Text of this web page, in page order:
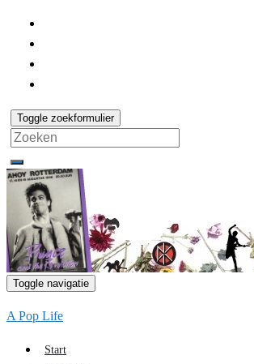
Toggle zoekformulier
Search
for:
Toggle navigatie
A Pop Life
Start